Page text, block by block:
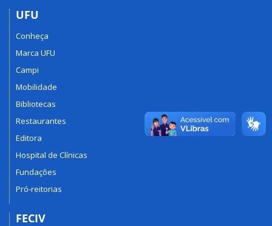
UFU
Conheça
Marca UFU
Campi
Mobilidade
Bibliotecas
Restaurantes
Editora
Hospital de Clínicas
Fundações
Pró-reitorias
FECIV